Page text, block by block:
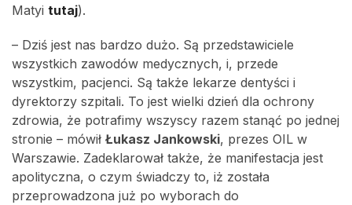
Matyi tutaj).
– Dziś jest nas bardzo dużo. Są przedstawiciele
wszystkich zawodów medycznych, i, przede
wszystkim, pacjenci. Są także lekarze dentyści i
dyrektorzy szpitali. To jest wielki dzień dla ochrony
zdrowia, że potrafimy wszyscy razem stanąć po jednej
stronie – mówił Łukasz Jankowski, prezes OIL w
Warszawie. Zadeklarował także, że manifestacja jest
apolityczna, o czym świadczy to, iż została
przeprowadzona już po wyborach do